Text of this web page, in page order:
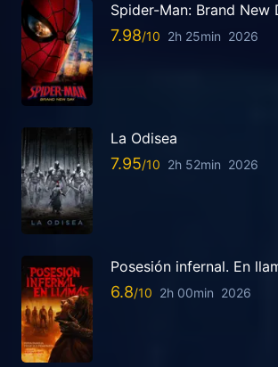
Spider-Man: Brand New
7.98 2h 25min 2026
La Odisea
7.95 2h 52min 2026
Posesión infernal. En
6.8 2h 00min 2026